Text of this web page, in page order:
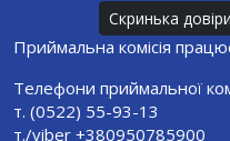
Скринька довіри
Приймальна комісія
Телефони приймальної
т. (0522) 55-93-13
т./viber +380950785900